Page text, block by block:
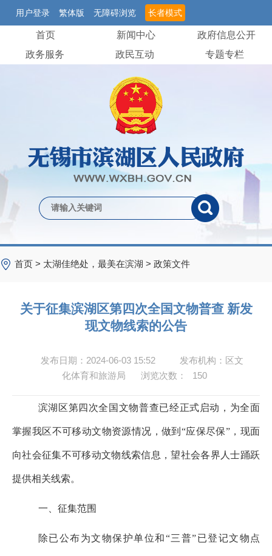
用户登录 繁体版 无障碍浏览 长者模式
首页 新闻中心
政府信息公开
政务服务
政民互动 专题专栏
首页 > 太湖佳绝处，最美在滨湖 > 政策文件
关于征集滨湖区第四次全国文物普查 新发
现文物线索的公告
发布日期：2024-06-03 15:52
发布机构：区文
化体育和旅游局
浏览次数： 150
滨湖 区第四次全国文物普查已经正式启动，为全面
掌握我区不可移动文物资源情况，做到“应保尽保”， 现面
向社会征集不可移动文物线索信息，望社会各界人士踊跃
提供相关线索。
一、征集范围
除已公布为文物保护单位和“三普”已登记文物点